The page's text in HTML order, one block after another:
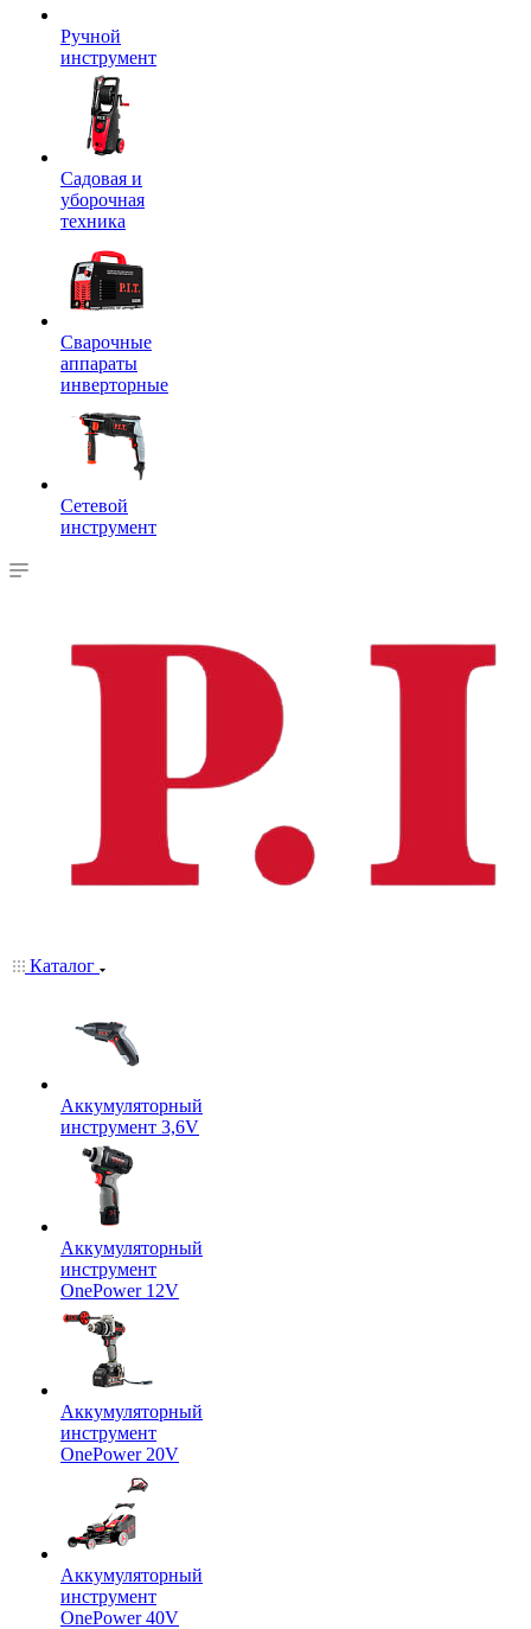
Ручной
инструмент
Садовая и
уборочная
техника
Сварочные
аппараты
инверторные
Сетевой
инструмент
Каталог
Аккумуляторный
инструмент 3,6V
Аккумуляторный
инструмент
OnePower 12V
Аккумуляторный
инструмент
OnePower 20V
Аккумуляторный
инструмент
OnePower 40V